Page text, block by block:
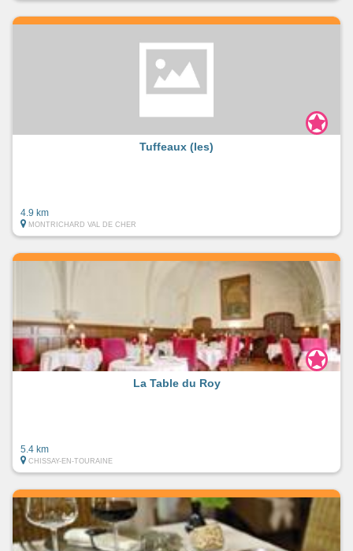
Tuffeaux (les)
4.9 km
MONTRICHARD VAL DE CHER
La Table du Roy
5.4 km
CHISSAY-EN-TOURAINE